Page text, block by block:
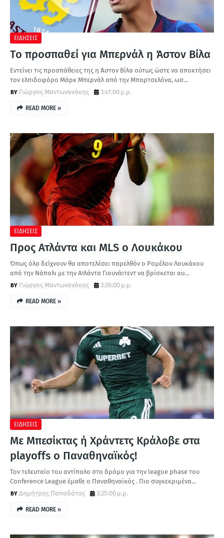
ΕΙΔΗΣΕΙΣ
Το προσπαθεί για Μπερνάλ η Άστον Βίλα
Εντείνει τις προσπάθειες της η Άστον Βίλα ούτως ώστε να αποκτήσει
τον ελπιδοφόρο Μάρκ Μπερνάλ από την Μπαρτσελόνα, ωσ…
Γιώργος Μαντωνανάκης
3:41:00 μ.μ.
READ MORE »
ΕΙΔΗΣΕΙΣ
Προς Ατλάντα και MLS ο Λουκάκου
Όπως όλα δείχνουν θα αποτελέσει παρελθόν ο Ρομέλου Λουκάκου
από την Νάπολι με την Ατλάντα Γιουνάιτεντ να βρίσκεται αυ…
Γιώργος Μαντωνανάκης
3:26:00 μ.μ.
READ MORE »
ΕΙΔΗΣΕΙΣ
Με Μπεσίκτας ή Χράντετς Κράλοβε στα
playoffs ο Παναθηναϊκός!
Τον τελευταίο του αντίπαλο στο δρόμο για την league phase του
Conference League έμαθε ο Παναθηναϊκός . Πιο συγκεκριμένα…
Δημήτρης Παπαδάτος
3:25:00 μ.μ.
READ MORE »